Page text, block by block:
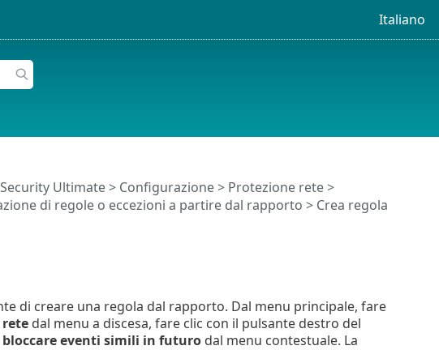
Italiano
Ultimate> Configurazione> Protezione rete>
di regole o eccezioni a partire dal rapporto > Crea regola
di creare una regola dal rapporto. Dal menu principale, fare
dal menu a discesa, fare clic con il pulsante destro del
bloccare eventi simili in futurodal menu contestuale. La